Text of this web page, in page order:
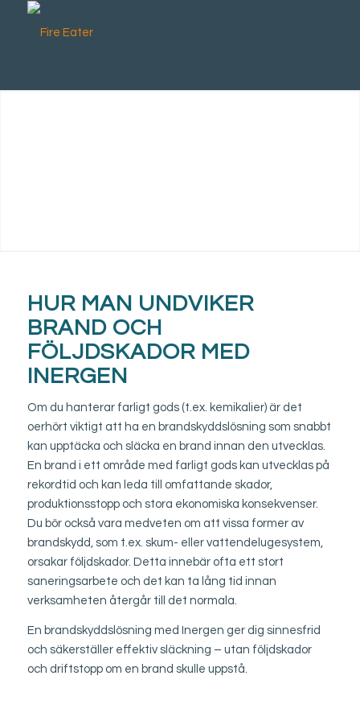
HUR MAN UNDVIKER
BRAND OCH
FÖLJDSKADOR MED
INERGEN
Om du hanterar farligt gods (t.ex. kemikalier) är det
oerhört viktigt att ha en brandskyddslösning som snabbt
kan upptäcka och släcka en brand innan den utvecklas.
En brand i ett område med farligt gods kan utvecklas på
rekordtid och kan leda till omfattande skador,
produktionsstopp och stora ekonomiska konsekvenser.
Du bör också vara medveten om att vissa former av
brandskydd, som t.ex. skum- eller vattendelugesystem,
orsakar följdskador. Detta innebär ofta ett stort
saneringsarbete och det kan ta lång tid innan
verksamheten återgår till det normala.
En brandskyddslösning med Inergen ger dig sinnesfrid
och säkerställer effektiv släckning – utan följdskador
och driftstopp om en brand skulle uppstå.